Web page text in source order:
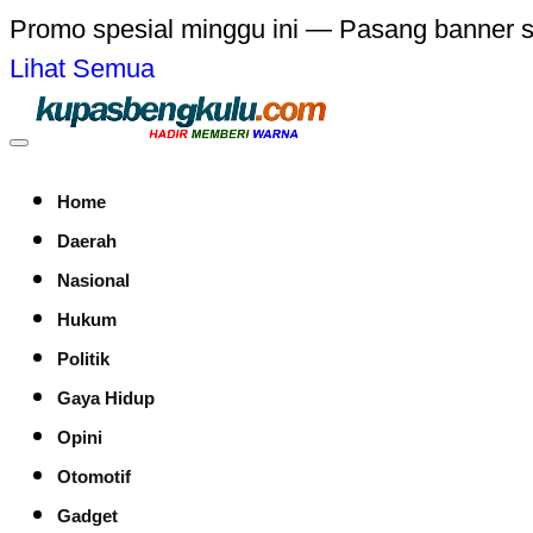
Promo spesial minggu ini — Pasang banner
Lihat Semua
Home
Daerah
Nasional
Hukum
Politik
Gaya Hidup
Opini
Otomotif
Gadget